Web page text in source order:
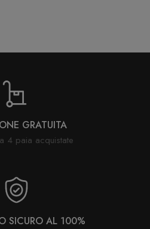
GRATUITA
4 paia acquistate
SICURO AL 100%